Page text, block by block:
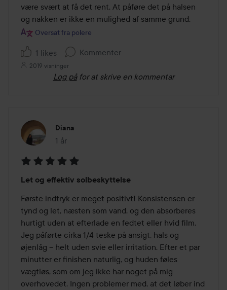
være svært at få det rent. At påføre det på halsen
og nakken er ikke en mulighed af samme grund.
Oversat fra polere
1 likes Kommenter
2019 visninger
Log på for at skrive en kommentar
Diana
1 år
Posten blev oprettet 1 år
5
ud
af
5
Let og effektiv solbeskyttelse
Første indtryk er meget positivt! Konsistensen er
tynd og let, næsten som vand, og den absorberes
hurtigt uden at efterlade en fedtet eller hvid film.
Jeg påførte cirka 1/4 teske på ansigt, hals og
øjenlåg – helt uden svie eller irritation. Efter et par
minutter er finishen naturlig, og huden føles
vægtløs, som om jeg ikke har noget på mig
overhovedet. Ingen problemer med, at det løber ind